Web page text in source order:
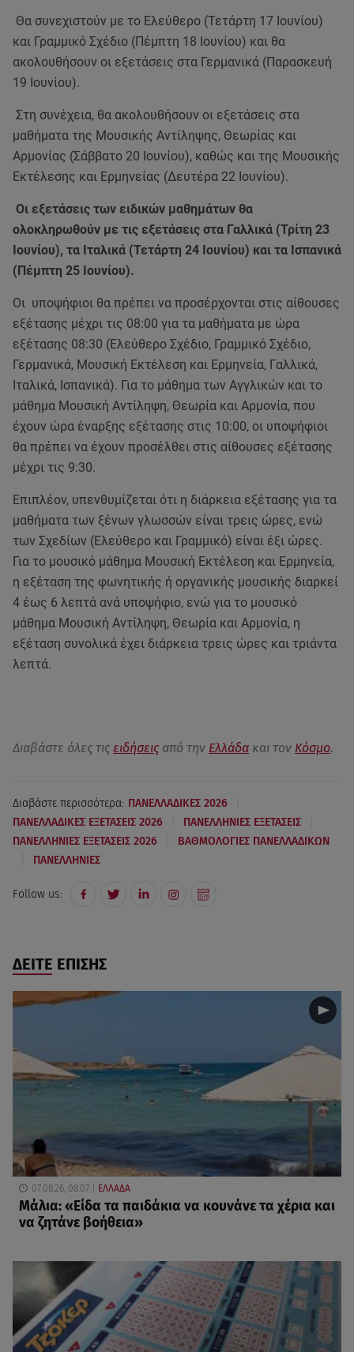
Θα συνεχιστούν με το Ελεύθερο (Τετάρτη 17 Ιουνίου)
και Γραμμικό Σχέδιο (Πέμπτη 18 Ιουνίου) και θα
ακολουθήσουν οι εξετάσεις στα Γερμανικά (Παρασκευή
19 Ιουνίου).
Στη συνέχεια, θα ακολουθήσουν οι εξετάσεις στα
μαθήματα της Μουσικής Αντίληψης, Θεωρίας και
Αρμονίας (Σάββατο 20 Ιουνίου), καθώς και της Μουσικής
Εκτέλεσης και Ερμηνείας (Δευτέρα 22 Ιουνίου).
Οι εξετάσεις των ειδικών μαθημάτων θα
ολοκληρωθούν με τις εξετάσεις στα Γαλλικά (Τρίτη 23
Ιουνίου), τα Ιταλικά (Τετάρτη 24 Ιουνίου) και τα Ισπανικά
(Πέμπτη 25 Ιουνίου).
Οι υποψήφιοι θα πρέπει να προσέρχονται στις αίθουσες
εξέτασης μέχρι τις 08:00 για τα μαθήματα με ώρα
εξέτασης 08:30 (Ελεύθερο Σχέδιο, Γραμμικό Σχέδιο,
Γερμανικά, Μουσική Εκτέλεση και Ερμηνεία, Γαλλικά,
Ιταλικά, Ισπανικά). Για το μάθημα των Αγγλικών και το
μάθημα Μουσική Αντίληψη, Θεωρία και Αρμονία, που
έχουν ώρα έναρξης εξέτασης στις 10:00, οι υποψήφιοι
θα πρέπει να έχουν προσέλθει στις αίθουσες εξέτασης
μέχρι τις 9:30.
Επιπλέον, υπενθυμίζεται ότι η διάρκεια εξέτασης για τα
μαθήματα των ξένων γλωσσών είναι τρεις ώρες, ενώ
των Σχεδίων (Ελεύθερο και Γραμμικό) είναι έξι ώρες.
Για το μουσικό μάθημα Μουσική Εκτέλεση και Ερμηνεία,
η εξέταση της φωνητικής ή οργανικής μουσικής διαρκεί
4 έως 6 λεπτά ανά υποψήφιο, ενώ για το μουσικό
μάθημα Μουσική Αντίληψη, Θεωρία και Αρμονία, η
εξέταση συνολικά έχει διάρκεια τρεις ώρες και τριάντα
λεπτά.
Διαβάστε όλες τις ειδήσεις από την Ελλάδα και τον Κόσμο.
Διαβάστε περισσότερα: ΠΑΝΕΛΛΑΔΙΚΕΣ 2026
ΠΑΝΕΛΛΑΔΙΚΕΣ ΕΞΕΤΑΣΕΙΣ 2026 ΠΑΝΕΛΛΗΝΙΕΣ ΕΞΕΤΑΣΕΙΣ
ΠΑΝΕΛΛΗΝΙΕΣ ΕΞΕΤΑΣΕΙΣ 2026 ΒΑΘΜΟΛΟΓΙΕΣ ΠΑΝΕΛΛΑΔΙΚΩΝ
ΠΑΝΕΛΛΗΝΙΕΣ
Follow us:
ΔΕΙΤΕ ΕΠΙΣΗΣ
07.08.26, 08:07 ΕΛΛΑΔΑ
Μάλια: «Είδα τα παιδάκια να κουνάνε τα χέρια και
να ζητάνε βοήθεια»